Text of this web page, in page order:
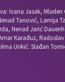
Ivana Jasak,
Tanović, Lamija
Nenad Jarić
Karađuz,
Unkić. Slađan